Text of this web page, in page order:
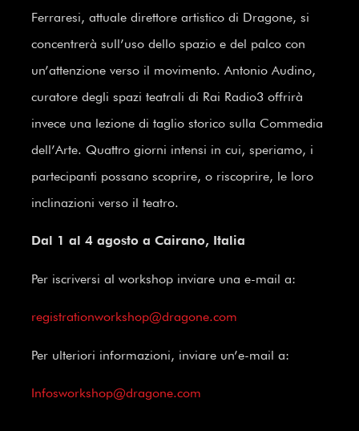
Ferraresi, attuale direttore artistico di Dragone, si
concentrerà sull’uso dello spazio e del palco con
un’attenzione verso il movimento. Antonio Audino,
curatore degli spazi teatrali di Rai Radio3 offrirà
invece una lezione di taglio storico sulla Commedia
dell’Arte. Quattro giorni intensi in cui, speriamo, i
partecipanti possano scoprire, o riscoprire, le loro
inclinazioni verso il teatro.
Dal 1 al 4 agosto a Cairano, Italia
Per iscriversi al workshop inviare una e-mail a:
registrationworkshop@dragone.com
Per ulteriori informazioni, inviare un’e-mail a:
Infosworkshop@dragone.com